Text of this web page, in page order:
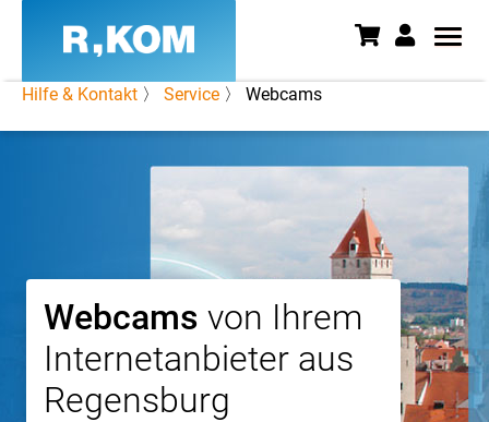
Hilfe & Kontakt 〉 Service 〉 Webcams
Webcams von Ihrem
Internetanbieter aus
Regensburg